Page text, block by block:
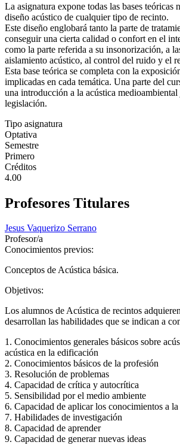
La asignatura expone todas las bases teóricas
diseño acústico de cualquier tipo de recinto.
Este diseño englobará tanto la parte de
conseguir una cierta calidad o confort en el
como la parte referida a su insonorización, a
aislamiento acústico, al control del ruido y el
Esta base teórica se completa con la
implicadas en cada temática. Una parte del
una introducción a la acústica
legislación.
Tipo asignatura
Optativa
Semestre
Primero
Créditos
4.00
Profesores Titulares
Jesus Vaquerizo Serrano
Profesor/a
Conocimientos previos:
Conceptos de Acústica básica.
Objetivos:
Los alumnos de Acústica de recintos
desarrollan las habilidades que se indican a
1. Conocimientos generales básicos sobre
acústica en la edificación
2. Conocimientos básicos de la profesión
3. Resolución de problemas
4. Capacidad de crítica y autocrítica
5. Sensibilidad por el medio ambiente
6. Capacidad de aplicar los conocimientos a
7. Habilidades de investigación
8. Capacidad de aprender
9. Capacidad de generar nuevas ideas